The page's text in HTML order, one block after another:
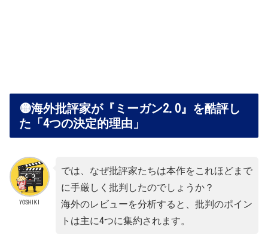
🟡海外批評家が『ミーガン2.0』を酷評し
た「4つの決定的理由」
YOSHIKI
では、なぜ批評家たちは本作をこれほどまで
に手厳しく批判したのでしょうか？
海外のレビューを分析すると、批判のポイン
トは主に4つに集約されます。